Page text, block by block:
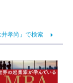
孝尚」で検索